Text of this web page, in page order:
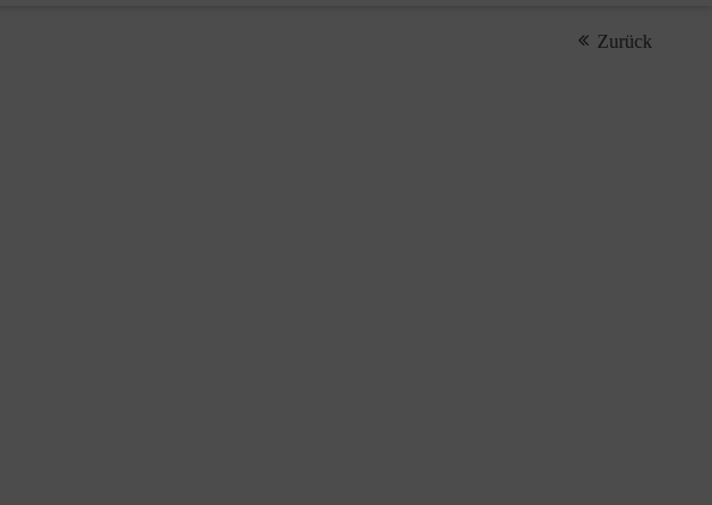
Zurück